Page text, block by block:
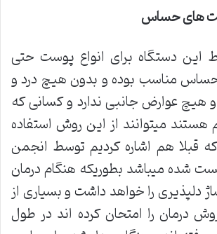
های حساس
این دستگاه برای انواع پوست حتی
مناسب بوده و بدون هیچ درد و
عوارض جانبی ندارد و کسانی که
هستند میتوانند از این روش استفاده
قبلا هم اشاره کردیم توسط انجمن
شده میباشد بطوریکه هنگام درمان
دلپذیری را خواهد داشت و بسیاری از
درمان را امتحان کرده اند در طول